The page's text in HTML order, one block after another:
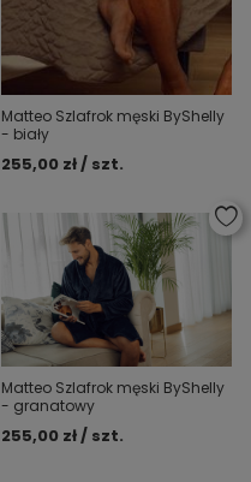
Matteo Szlafrok męski ByShelly
- biały
255,00 zł / szt.
Matteo Szlafrok męski ByShelly
- granatowy
255,00 zł / szt.